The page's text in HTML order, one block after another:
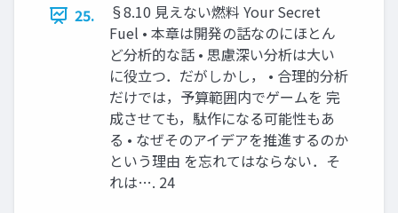
25.
§8.10 見えない燃料 Your Secret
Fuel • 本章は開発の話なのにほとん
ど分析的な話 • 思慮深い分析は大い
に役立つ．だがしかし， • 合理的分析
だけでは，予算範囲内でゲームを 完
成させても，駄作になる可能性もあ
る • なぜそのアイデアを推進するのか
という理由 を忘れてはならない．そ
れは…. 24